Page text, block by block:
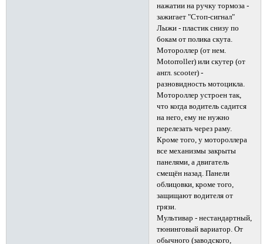
нажатии на ручку тормоза -
зажигает "Стоп-сигнал"
Лыжи - пластик снизу по
бокам от полика скута.
Мотороллер (от нем.
Motorroller) или скутер (от
англ. scooter) -
разновидность мотоцикла.
Мотороллер устроен так,
что когда водитель садится
на него, ему не нужно
перелезать через раму.
Кроме того, у мотороллера
все механизмы закрыты
панелями, а двигатель
смещён назад. Панели
облицовки, кроме того,
защищают водителя от
грязи.
Мультивар - нестандартный,
тюнинговый вариатор. От
обычного (заводского,